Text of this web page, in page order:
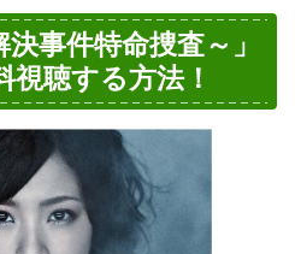
決事件特命捜査～」
視聴する方法！